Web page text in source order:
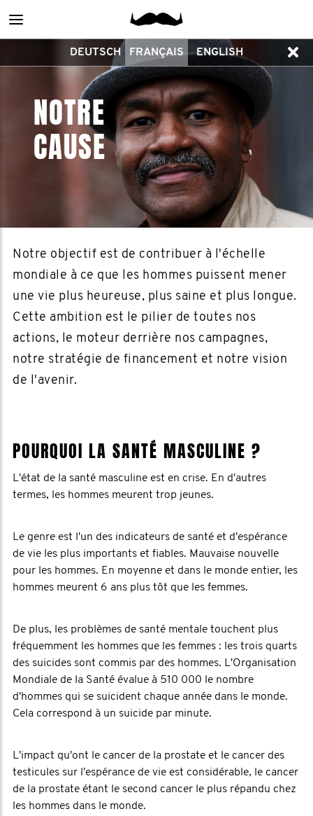
Main
DEUTSCH FRANÇAIS ENGLISH
NOTRE
CAUSE
Notre objectif est de contribuer à l'échelle
mondiale à ce que les hommes puissent mener
une vie plus heureuse, plus saine et plus longue.
Cette ambition est le pilier de toutes nos
actions, le moteur derrière nos campagnes,
notre stratégie de financement et notre vision
de l'avenir.
POURQUOI LA SANTÉ MASCULINE ?
L'état de la santé masculine est en crise. En d'autres
termes, les hommes meurent trop jeunes.
Le genre est l'un des indicateurs de santé et d'espérance
de vie les plus importants et fiables. Mauvaise nouvelle
pour les hommes. En moyenne et dans le monde entier, les
hommes meurent 6 ans plus tôt que les femmes.
De plus, les problèmes de santé mentale touchent plus
fréquemment les hommes que les femmes : les trois quarts
des suicides sont commis par des hommes. L'Organisation
Mondiale de la Santé évalue à 510 000 le nombre
d'hommes qui se suicident chaque année dans le monde.
Cela correspond à un suicide par minute.
L'impact qu'ont le cancer de la prostate et le cancer des
testicules sur l'espérance de vie est considérable, le cancer
de la prostate étant le second cancer le plus répandu chez
les hommes dans le monde.